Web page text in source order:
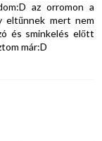
az orromon a
eltűnnek mert nem
és sminkelés előtt
már:D